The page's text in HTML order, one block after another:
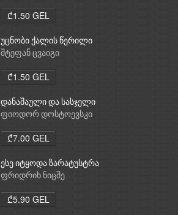
₾1.50 GEL
უცნობი ქალის წერილი
შტეფან ცვაიგი
₾1.50 GEL
დანაშაული და სასჯელი
ფიოდორ დოსტოევსკი
₾7.00 GEL
ესე იტყოდა ზარატუსტრა
ფრიდრიხ ნიცშე
₾5.90 GEL